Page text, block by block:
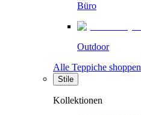
Büro
Outdoor
Alle Teppiche shoppen
Stile
Kollektionen